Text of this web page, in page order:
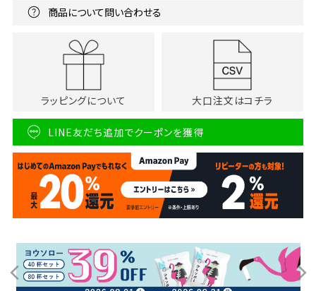
商品について問い合わせる
ラッピングについて 大口注文はコチラ
LINE友だち追加でクーポンを獲得